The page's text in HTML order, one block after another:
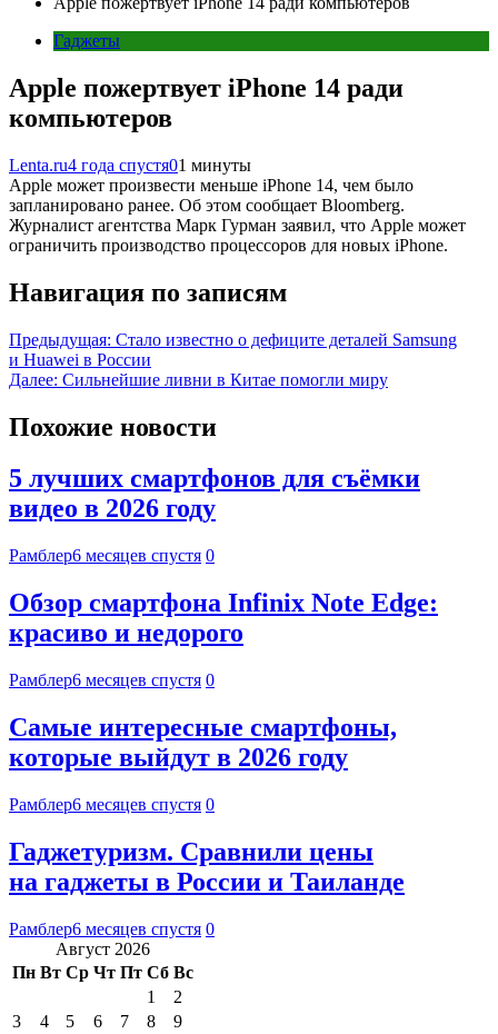
Гаджеты
Apple пожертвует iPhone 14 ради
компьютеров
Lenta.ru4 года спустя01 минуты
Apple может произвести меньше iPhone 14, чем было
запланировано ранее. Об этом сообщает Bloomberg.
Журналист агентства Марк Гурман заявил, что Apple может
ограничить производство процессоров для новых iPhone.
Навигация по записям
Предыдущая: Стало известно о дефиците деталей Samsung
и Huawei в России
Далее: Сильнейшие ливни в Китае помогли миру
Похожие новости
5 лучших смартфонов для съёмки
видео в 2026 году
Рамблер6 месяцев спустя 0
Обзор смартфона Infinix Note Edge:
красиво и недорого
Рамблер6 месяцев спустя 0
Самые интересные смартфоны,
которые выйдут в 2026 году
Рамблер6 месяцев спустя 0
Гаджетуризм. Сравнили цены
на гаджеты в России и Таиланде
Рамблер6 месяцев спустя 0
Август 2026
Пн Вт Ср Чт Пт Сб Вс
1
2
3
4 5 6 7 8
9